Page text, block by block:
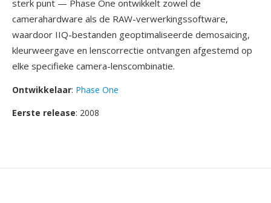
sterk punt — Phase One ontwikkelt zowel de
camerahardware als de RAW-verwerkingssoftware,
waardoor IIQ-bestanden geoptimaliseerde demosaicing,
kleurweergave en lenscorrectie ontvangen afgestemd op
elke specifieke camera-lenscombinatie.
Ontwikkelaar: Phase One
Eerste release: 2008